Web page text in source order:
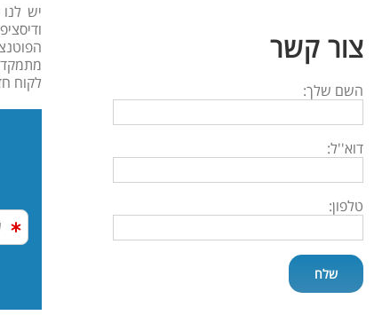
יש
לקוח
צור קשר
השם שלך:
דוא''ל:
טלפון: